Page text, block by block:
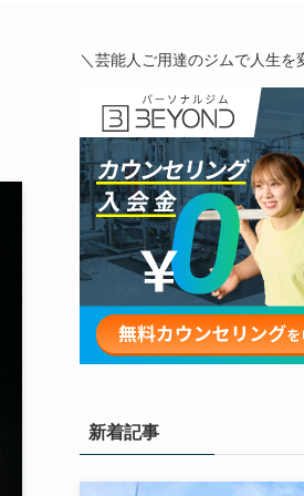
＼芸能人ご用達のジムで人生を
新着記事